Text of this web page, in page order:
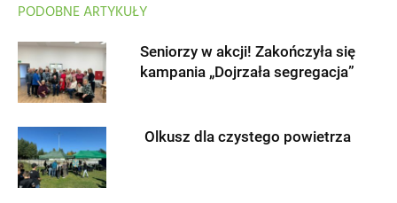
PODOBNE ARTYKUŁY
Seniorzy w akcji! Zakończyła się
kampania „Dojrzała segregacja”
Olkusz dla czystego powietrza